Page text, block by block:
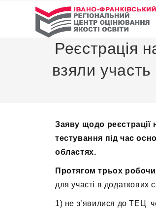
Реєстрація
взяли
Заяву щодо
тестування під час
областях.
Протягом трьох
для участі в додаткових
1) не з’явилися до ТЕЦ